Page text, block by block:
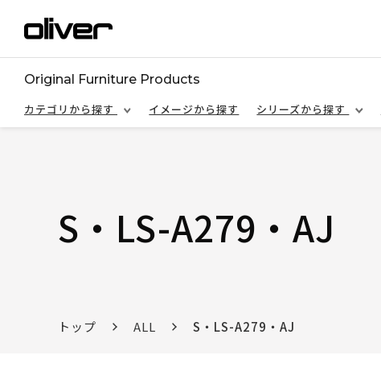
Original Furniture Products
カテゴリから探す
イメージから探す シリーズから探す
S・LS-A279・AJ
トップ ALL S・LS-A279・AJ